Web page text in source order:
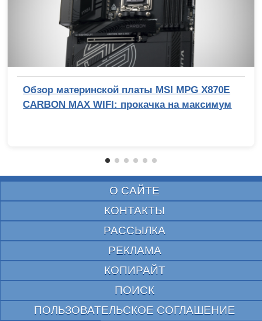
Обзор материнской платы MSI MPG X870E
CARBON MAX WIFI: прокачка на максимум
О САЙТЕ
КОНТАКТЫ
РАССЫЛКА
РЕКЛАМА
КОПИРАЙТ
ПОИСК
ПОЛЬЗОВАТЕЛЬСКОЕ СОГЛАШЕНИЕ